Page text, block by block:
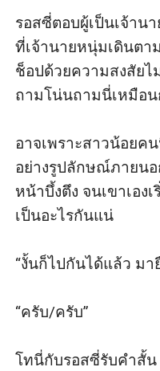
รอสซี่ตอบผู้เป็นเจ้าน
ที่เจ้านายหนุ่มเดินต
ช็อปด้วยความสงสัยไ
ถามโน่นถามนี่เหมือ
อาจเพราะสาวน้อยค
อย่างรูปลักษณ์ภายน
หน้าบึ้งตึง จนเขาเอง
เป็นอะไรกันแน่
“งั้นก็ไปกันได้แล้ว มา
“ครับ/ครับ”
โทนี่กับรอสซี่รับคำสั้น